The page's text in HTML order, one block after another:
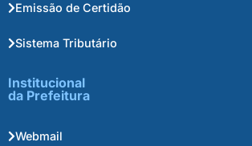
Emissão de Certidão
Sistema Tributário
Institucional
da Prefeitura
Webmail